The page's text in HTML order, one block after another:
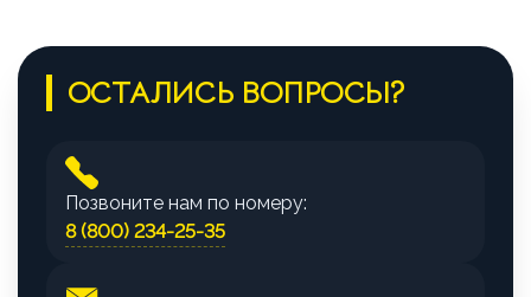
ОСТАЛИСЬ ВОПРОСЫ?
Позвоните нам по номеру:
8 (800) 234-25-35